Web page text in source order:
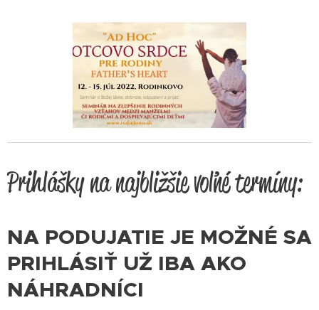
Prihlášky na najbližšie voľné termíny:
NA PODUJATIE JE MOŽNÉ SA
PRIHLÁSIŤ UŽ IBA AKO
NÁHRADNÍCI